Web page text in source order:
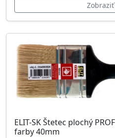
ELIT-SK Štetec plochý
farby 40mm